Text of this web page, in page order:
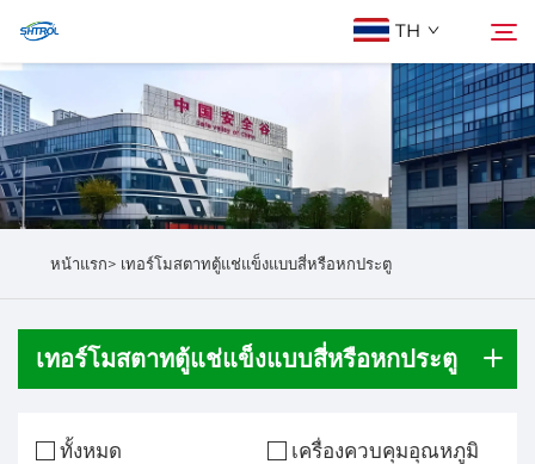
TH
เกี่ยวกับเรา
ผลิตภัณฑ์
ค้นหา
หน้าแรก> เทอร์โมสตาทตู้แช่แข็งแบบสี่หรือหกประตู
เทอร์โมสตาทตู้แช่แข็งแบบสี่หรือหกประตู
ทั้งหมด
เครื่องควบคุมอุณหภูมิ